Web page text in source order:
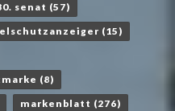
senat (57)
(15)
(8)
markenblatt (276)